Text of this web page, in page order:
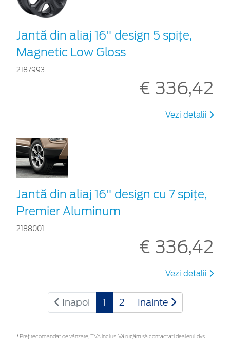
Jantă din aliaj 16" design 5 spițe,
Magnetic Low Gloss
2187993
€ 336,42
Vezi detalii
Jantă din aliaj 16" design cu 7 spițe,
Premier Aluminum
2188001
€ 336,42
Vezi detalii
Inapoi 1 2 Inainte
*Preţ recomandat de vânzare, TVA inclus. Vă rugăm să contactaţi dealerul dvs.